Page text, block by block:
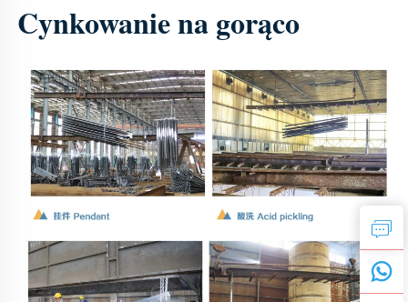
Cynkowanie na gorąco